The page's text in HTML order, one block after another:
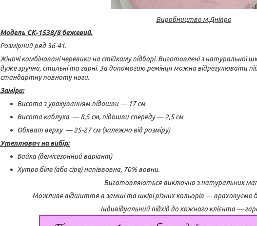
Виробництво м.Дніпро
Модель СК-1538/8 бежевий.
Розмірний ряд 36-41.
Жіночі комбіновані черевики на стійкому підборі. Виготовлені з натуральної
дуже зручна, стильні та гарні. За допомогою ремінця можна відрегулювати
стандартну повноту ноги.
Заміри:
Висота з урахуванням підошви — 17 см
Висота каблука — 8,5 см, підошви спереду — 2,5 см
Обхват верху — 25-27 см (залежно від розміру)
Утеплювач на вибір:
Байка (демісезонний варіант)
Хутро біле (або сіре) напіввовна, 70% вовни.
Виготовляються виключно з натуральних
Можливе відшиття в замші та шкірі різних кольорів — враховуємо
Індивідуальний підхід до кожного клієнта —